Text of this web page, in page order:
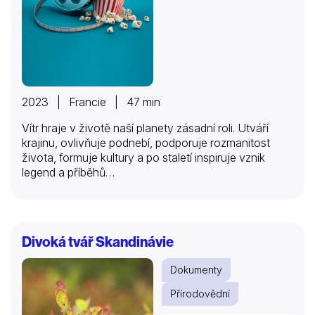
2023 | Francie | 47 min
Vítr hraje v životě naší planety zásadní roli. Utváří
krajinu, ovlivňuje podnebí, podporuje rozmanitost
života, formuje kultury a po staletí inspiruje vznik
legend a příběhů…
Divoká tvář Skandinávie
Dokumenty
Přírodovědní